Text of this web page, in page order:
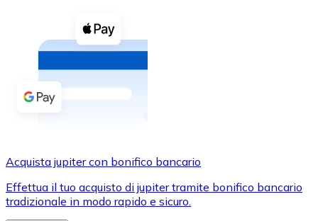
Buoni cripto
Acquista criptovalute in contanti e altri mezzi di
Acquista con contanti
Bonifico SEPA
Usa le carte Visa e Mastercard per acquistare
Acquista jupiter con bonifico bancario
Effettua il tuo acquisto di jupiter tramite bonifico bancario
tradizionale in modo rapido e sicuro.